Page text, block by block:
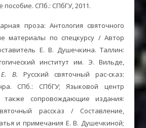
пособие. СПб.: СПбГУ, 2011.
проза: Антология святочного
материалы по спецкурсу / Автор
Е. В. Душечкина. Таллин:
институт им. Э. Вильде,
Е. В. Русский святочный рас-сказ:
СПб.: СПбГУ; Языковой центр
сопровождающие издания:
рассказ / Составление,
и примечания Е. В. Душечкиной;